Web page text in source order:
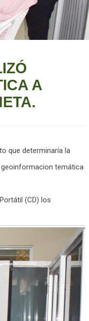
A
que determinaría la
temática
(CD) los